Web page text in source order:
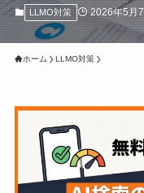
LLMO対策 2026年5月
ホーム LLMO対策